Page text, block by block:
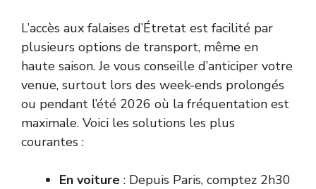
L’accès aux falaises d’Étretat est facilité par
plusieurs options de transport, même en
haute saison. Je vous conseille d’anticiper votre
venue, surtout lors des week-ends prolongés
ou pendant l’été 2026 où la fréquentation est
maximale. Voici les solutions les plus
courantes :
En voiture : Depuis Paris, comptez 2h30